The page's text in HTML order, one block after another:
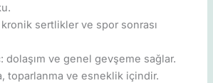
sertlikler ve spor sonrası
dolaşım ve genel gevşeme sağlar.
toparlanma ve esneklik içindir.